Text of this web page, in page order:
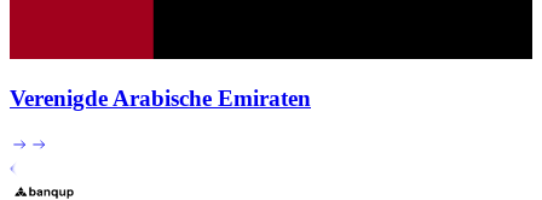
Verenigde Arabische Emiraten